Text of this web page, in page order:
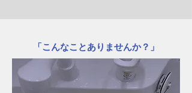
​「こんなことありませんか？」